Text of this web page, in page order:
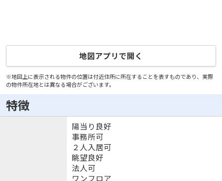
地図アプリで開く
※地図上に表示される物件の位置は付近住所に所在することを表すものであり、実際
の物件所在地とは異なる場合がございます。
特徴
陽当り良好
事務所可
２人入居可
眺望良好
法人可
ワンフロア